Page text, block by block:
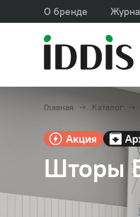
О бренде
Главная Каталог
Шторы